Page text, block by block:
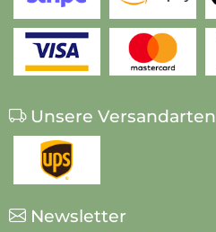
Unsere Versandarten
Newsletter